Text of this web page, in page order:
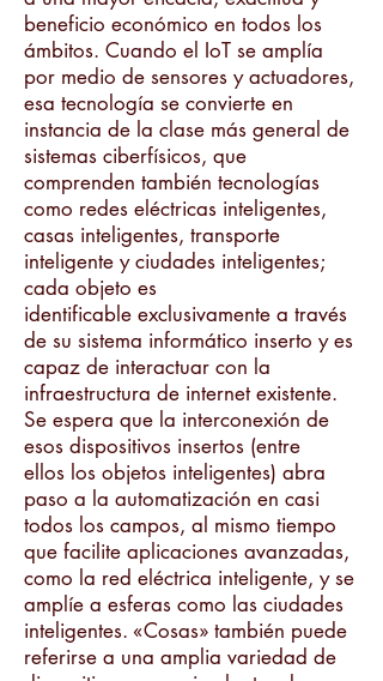
beneficio económico en todos los
ámbitos. Cuando el IoT se amplía
por medio de sensores y actuadores,
esa tecnología se convierte en
instancia de la clase más general de
sistemas ciberfísicos, que
comprenden también tecnologías
como redes eléctricas inteligentes,
casas inteligentes, transporte
inteligente y ciudades inteligentes;
cada objeto es
identificable exclusivamente a través
de su sistema informático inserto y es
capaz de interactuar con la
infraestructura de internet existente.
Se espera que la interconexión de
esos dispositivos insertos (entre
ellos los objetos inteligentes) abra
paso a la automatización en casi
todos los campos, al mismo tiempo
que facilite aplicaciones avanzadas,
como la red eléctrica inteligente, y se
amplíe a esferas como las ciudades
inteligentes. «Cosas» también puede
referirse a una amplia variedad de